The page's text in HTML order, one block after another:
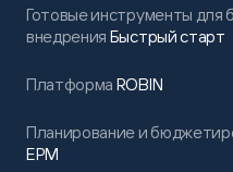
Готовые инструменты для
внедрения Быстрый старт
Платформа ROBIN
Планирование и
EPM